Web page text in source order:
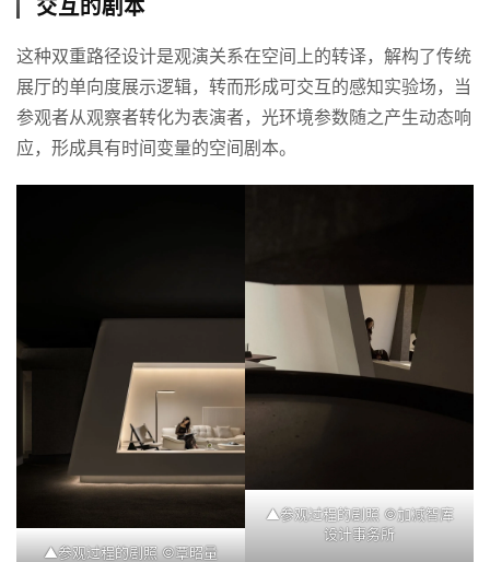
在
线
看
展
中
文
登录 注册
交互的剧本
这种双重路径设计是观演关系在空间上的转译，解构了传统
展厅的单向度展示逻辑，转而形成可交互的感知实验场，当
参观者从观察者转化为表演者，光环境参数随之产生动态响
应，形成具有时间变量的空间剧本。
▲参观过程的剧照 ©覃昭量
▲参观过程的剧照 ©加减智库
设计事务所